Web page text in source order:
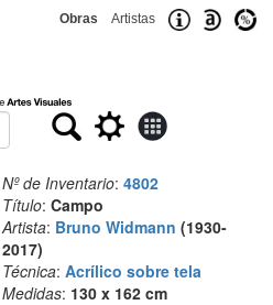
Obras Artistas
Nº de Inventario: 4802
Título: Campo
Artista: Bruno Widmann (1930-
2017)
Técnica: Acrílico sobre tela
Medidas: 130 x 162 cm